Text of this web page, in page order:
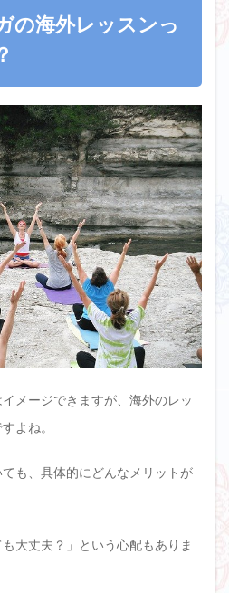
の海外レッスンっ
メージできますが、海外のレッ
よね。
も、具体的にどんなメリットが
大丈夫？」という心配もありま